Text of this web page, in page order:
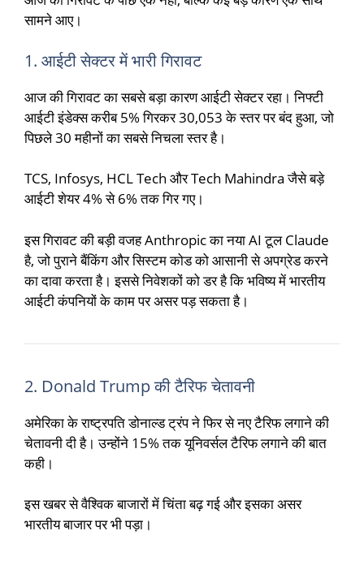
सामने आए।
1. आईटी सेक्टर में भारी गिरावट
आज की गिरावट का सबसे बड़ा कारण आईटी सेक्टर रहा। निफ्टी
आईटी इंडेक्स करीब 5% गिरकर 30,053 के स्तर पर बंद हुआ, जो
पिछले 30 महीनों का सबसे निचला स्तर है।
TCS, Infosys, HCL Tech औरTech Mahindraजैसे बड़े
आईटी शेयर 4% से 6% तक गिर गए।
इस गिरावट की बड़ी वजहAnthropicका नया AI टूल Claude
है, जो पुराने बैंकिंग और सिस्टम कोड को आसानी से अपग्रेड करने
का दावा करता है। इससे निवेशकों को डर है कि भविष्य में भारतीय
आईटी कंपनियों के काम पर असर पड़ सकता है।
2. Donald Trumpकी टैरिफ चेतावनी
अमेरिका के राष्ट्रपति डोनाल्ड ट्रंप ने फिर से नए टैरिफ लगाने की
चेतावनी दी है। उन्होंने 15% तक यूनिवर्सल टैरिफ लगाने की बात
कही।
इस खबर से वैश्विक बाजारों में चिंता बढ़ गई और इसका असर
भारतीय बाजार पर भी पड़ा।